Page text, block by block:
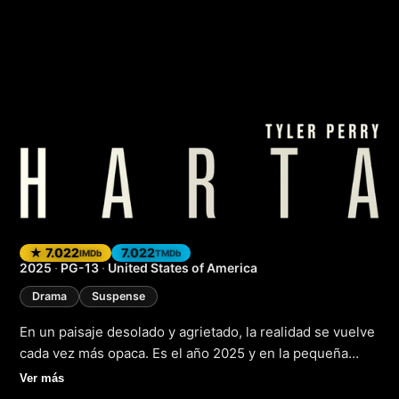
Harta(2025)
★ 7.022IMDb 7.022TMDb
2025 · PG-13 · United States of America
Drama Suspense
En un paisaje desolado y agrietado, la realidad se vuelve
cada vez más opaca. Es el año 2025 y en la pequeña
localidad de Harta, algo está a punto de estallar. La
Ver más